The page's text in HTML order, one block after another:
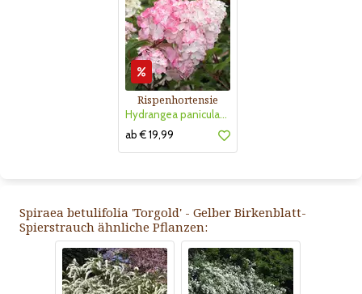
Rispenhortensie
Hydrangea paniculata 'Vanille Fraise'
ab € 19,99
Spiraea betulifolia 'Torgold' - Gelber Birkenblatt-
Spierstrauch ähnliche Pflanzen: